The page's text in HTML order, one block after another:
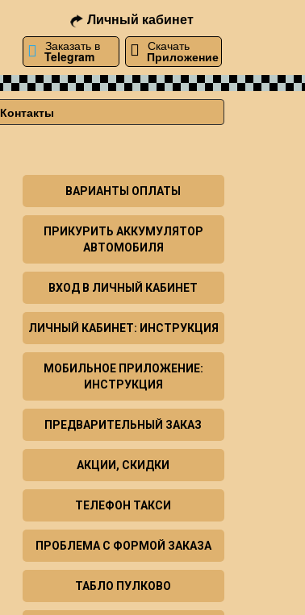
Личный кабинет
Заказать в
Telegram
Скачать
Приложение
Контакты
ВАРИАНТЫ ОПЛАТЫ
ПРИКУРИТЬ АККУМУЛЯТОР
АВТОМОБИЛЯ
ВХОД В ЛИЧНЫЙ КАБИНЕТ
ЛИЧНЫЙ КАБИНЕТ: ИНСТРУКЦИЯ
МОБИЛЬНОЕ ПРИЛОЖЕНИЕ:
ИНСТРУКЦИЯ
ПРЕДВАРИТЕЛЬНЫЙ ЗАКАЗ
АКЦИИ, СКИДКИ
ТЕЛЕФОН ТАКСИ
ПРОБЛЕМА С ФОРМОЙ ЗАКАЗА
ТАБЛО ПУЛКОВО